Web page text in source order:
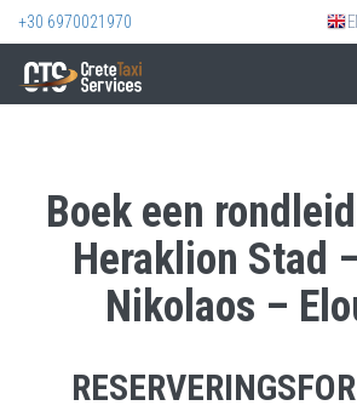
+30 6970021970
Boek een
Heraklion Stad
Nikolaos –